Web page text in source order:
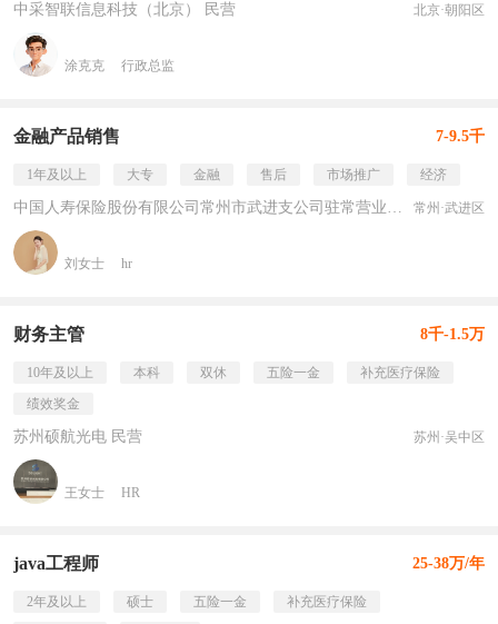
中采智联信息科技（北京） 民营 北京·朝阳区
涂克克 行政总监
金融产品销售 7-9.5千
1年及以上 大专 金融 售后 市场推广 经济
中国人寿保险股份有限公司常州市武进支公司驻常营业部 民营 常州·武进区
刘女士 hr
财务主管 8千-1.5万
10年及以上 本科 双休 五险一金
补充医疗保险
绩效奖金
苏州硕航光电 民营 苏州·吴中区
王女士 HR
java工程师 25-38万/年
2年及以上 硕士 五险一金
补充医疗保险